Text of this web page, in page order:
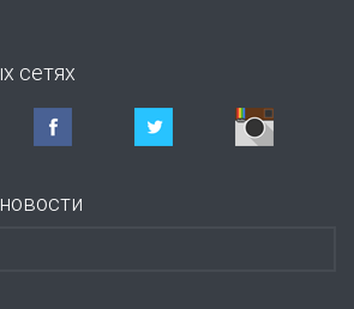
сетях